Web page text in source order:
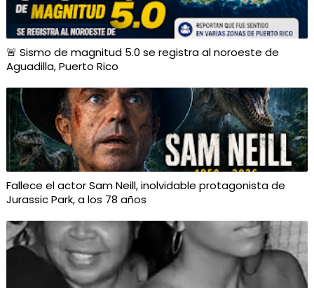
🚨 Sismo de magnitud 5.0 se registra al noroeste de
Aguadilla, Puerto Rico
Fallece el actor Sam Neill, inolvidable protagonista de
Jurassic Park, a los 78 años